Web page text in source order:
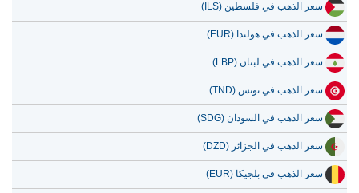
سعر الذهب في فلسطين (ILS)
سعر الذهب في هولندا (EUR)
سعر الذهب في لبنان (LBP)
سعر الذهب في تونس (TND)
سعر الذهب في السودان (SDG)
سعر الذهب في الجزائر (DZD)
سعر الذهب في بلجيكا (EUR)